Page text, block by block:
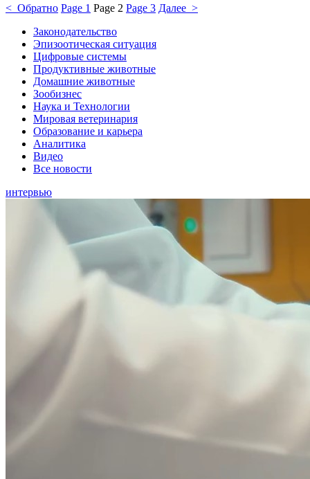
< Обратно Page 1 Page 2 Page 3 Далее >
Законодательство
Эпизоотическая ситуация
Цифровые системы
Продуктивные животные
Домашние животные
Зообизнес
Наука и Технологии
Мировая ветеринария
Образование и карьера
Аналитика
Видео
Все новости
интервью